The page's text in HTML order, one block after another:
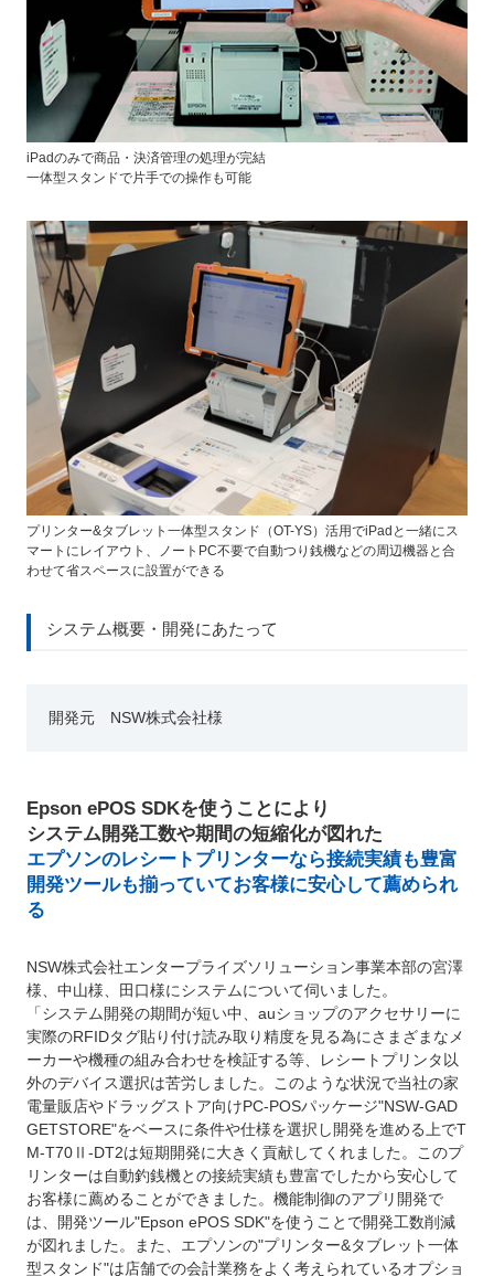
iPadのみで商品・決済管理の処理が完結
一体型スタンドで片手での操作も可能
プリンター&タブレット一体型スタンド（OT-YS）活用でiPadと一緒にス
マートにレイアウト、ノートPC不要で自動つり銭機などの周辺機器と合
わせて省スペースに設置ができる
システム概要・開発にあたって
開発元 NSW株式会社様
Epson ePOS SDKを使うことにより
システム開発工数や期間の短縮化が図れた
エプソンのレシートプリンターなら接続実績も豊富
開発ツールも揃っていてお客様に安心して薦められ
る
NSW株式会社エンタープライズソリューション事業本部の宮澤
様、中山様、田口様にシステムについて伺いました。
「システム開発の期間が短い中、auショップのアクセサリーに
実際のRFIDタグ貼り付け読み取り精度を見る為にさまざまなメ
ーカーや機種の組み合わせを検証する等、レシートプリンタ以
外のデバイス選択は苦労しました。このような状況で当社の家
電量販店やドラッグストア向けPC-POSパッケージ"NSW-GAD
GETSTORE"をベースに条件や仕様を選択し開発を進める上でT
M-T70Ⅱ-DT2は短期開発に大きく貢献してくれました。このプ
リンターは自動釣銭機との接続実績も豊富でしたから安心して
お客様に薦めることができました。機能制御のアプリ開発で
は、開発ツール"Epson ePOS SDK"を使うことで開発工数削減
が図れました。また、エプソンの"プリンター&タブレット一体
型スタンド"は店舗での会計業務をよく考えられているオプショ